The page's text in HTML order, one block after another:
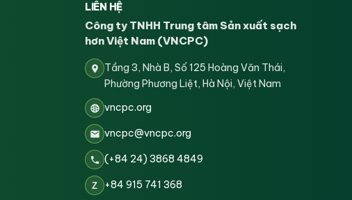
LIÊN HỆ
Công ty TNHH Trung tâm Sản xuất sạch
hơn Việt Nam (VNCPC)
Tầng 3, Nhà B, Số 125 Hoàng Văn Thái,
Phường Phương Liệt, Hà Nội, Việt Nam
vncpc.org
vncpc@vncpc.org
(+84 24) 3868 4849
Z +84 915 741 368